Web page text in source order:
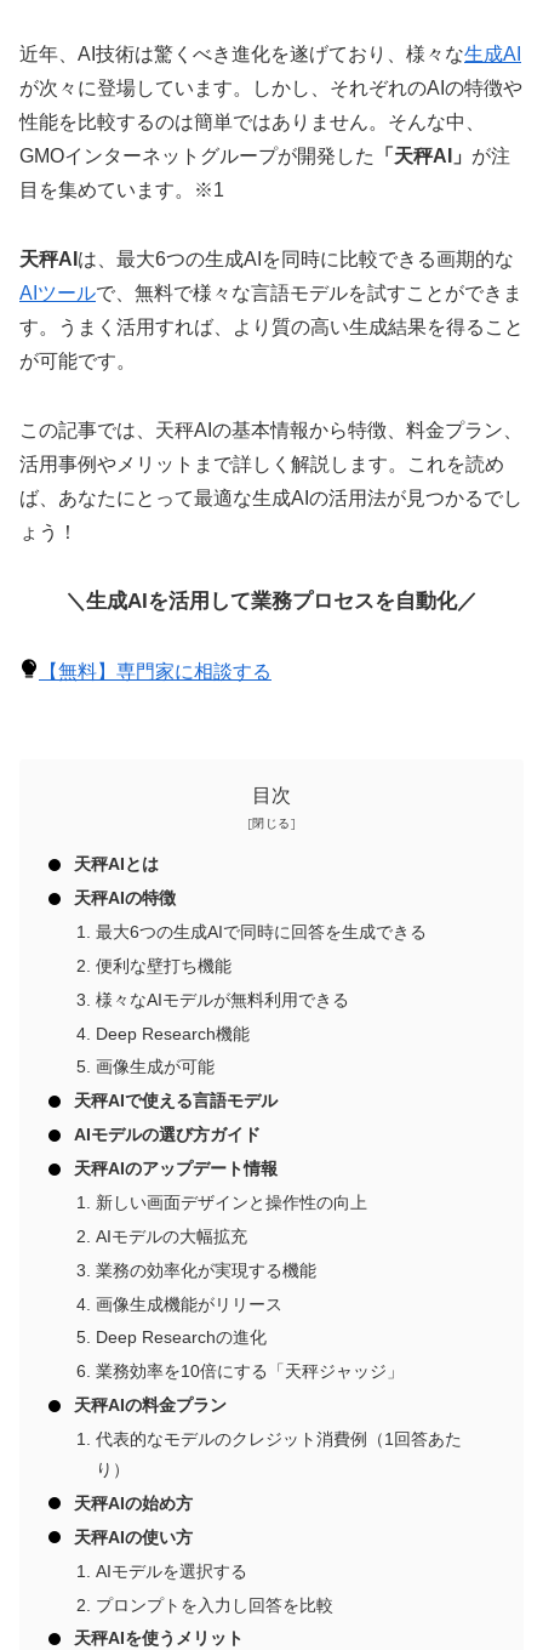
近年、AI技術は驚くべき進化を遂げており、様々な生成AI
が次々に登場しています。しかし、それぞれのAIの特徴や
性能を比較するのは簡単ではありません。そんな中、
GMOインターネットグループが開発した
「天秤AI」 が注
目を集めています。※1
天秤AI は、最大6つの生成AIを同時に比較できる画期的な
AIツールで、無料で様々な言語モデルを試すことができま
す。うまく活用すれば、より質の高い生成結果を得ること
が可能です。
この記事では、天秤AIの基本情報から特徴、料金プラン、
活用事例やメリットまで詳しく解説します。これを読め
ば、あなたにとって最適な生成AIの活用法が見つかるでし
ょう！
＼生成AIを活用して業務プロセスを自動化／
【無料】専門家に相談する
目次
天秤AIとは
天秤AIの特徴
最大6つの生成AIで同時に回答を生成できる
便利な壁打ち機能
様々なAIモデルが無料利用できる
Deep Research機能
画像生成が可能
天秤AIで使える言語モデル
AIモデルの選び方ガイド
天秤AIのアップデート情報
新しい画面デザインと操作性の向上
AIモデルの大幅拡充
業務の効率化が実現する機能
画像生成機能がリリース
Deep Researchの進化
業務効率を10倍にする「天秤ジャッジ」
天秤AIの料金プラン
代表的なモデルのクレジット消費例（1回答あた
り）
天秤AIの始め方
天秤AIの使い方
AIモデルを選択する
プロンプトを入力し回答を比較
天秤AIを使うメリット